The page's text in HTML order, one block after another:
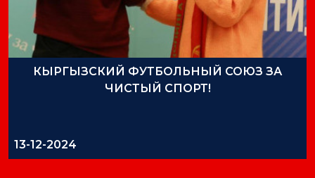
КЫРГЫЗСКИЙ ФУТБОЛЬНЫЙ СОЮЗ ЗА
ЧИСТЫЙ СПОРТ!
13-12-2024